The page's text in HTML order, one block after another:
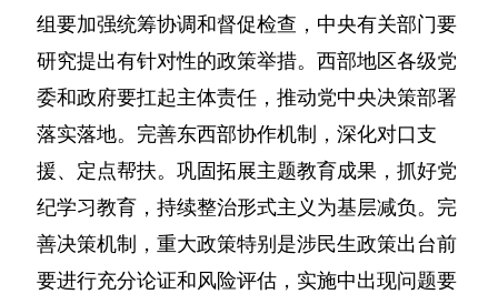
组要加强统筹协调和督促检查，中央有关部门要
研究提出有针对性的政策举措。西部地区各级党
委和政府要扛起主体责任，推动党中央决策部署
落实落地。完善东西部协作机制，深化对口支
援、定点帮扶。巩固拓展主题教育成果，抓好党
纪学习教育，持续整治形式主义为基层减负。完
善决策机制，重大政策特别是涉民生政策出台前
要进行充分论证和风险评估，实施中出现问题要